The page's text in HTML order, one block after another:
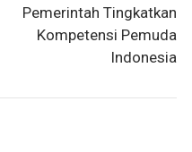
Pemerintah Tingkatkan
Kompetensi Pemuda
Indonesia